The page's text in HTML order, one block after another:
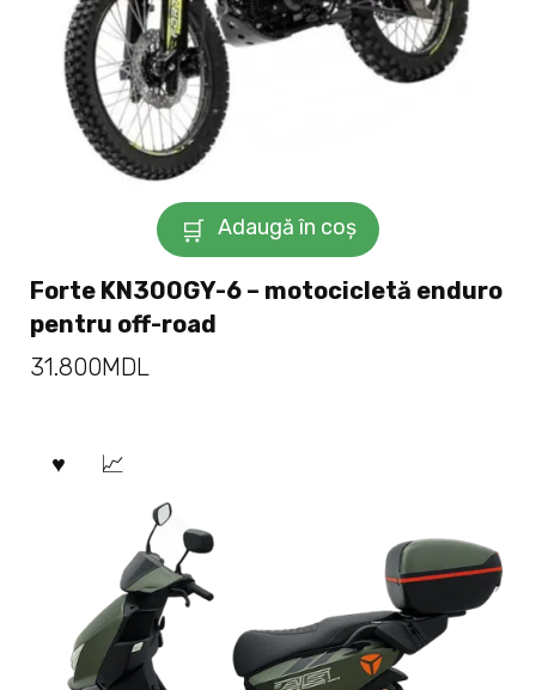
Adaugă în coș
Forte KN300GY-6 – motocicletă enduro
pentru off-road
31.800MDL